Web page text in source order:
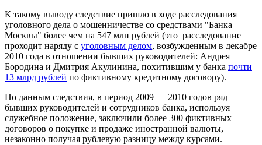
К такому выводу следствие пришло в ходе расследования
уголовного дела о мошенничестве со средствами "Банка
Москвы" более чем на 547 млн рублей (это расследование
проходит наряду с уголовным делом, возбужденным в декабре
2010 года в отношении бывших руководителей: Андрея
Бородина и Дмитрия Акулинина, похитившим у банка почти
13 млрд рублей по фиктивному кредитному договору).
По данным следствия, в период 2009 — 2010 годов ряд
бывших руководителей и сотрудников банка, используя
служебное положение, заключили более 300 фиктивных
договоров о покупке и продаже иностранной валюты,
незаконно получая рублевую разницу между курсами.